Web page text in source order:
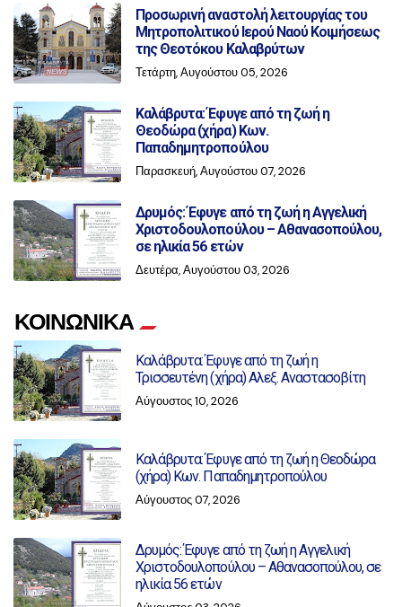
Προσωρινή αναστολή λειτουργίας του
Μητροπολιτικού Ιερού Ναού Κοιμήσεως
της Θεοτόκου Καλαβρύτων
Τετάρτη, Αυγούστου 05, 2026
Καλάβρυτα: Έφυγε από τη ζωή η
Θεοδώρα (χήρα) Κων.
Παπαδημητροπούλου
Παρασκευή, Αυγούστου 07, 2026
Δρυμός: Έφυγε από τη ζωή η Αγγελική
Χριστοδουλοπούλου – Αθανασοπούλου,
σε ηλικία 56 ετών
Δευτέρα, Αυγούστου 03, 2026
ΚΟΙΝΩΝΙΚΑ
Καλάβρυτα: Έφυγε από τη ζωή η
Τρισσευτένη (χήρα) Αλεξ. Αναστασοβίτη
Αύγουστος 10, 2026
Καλάβρυτα: Έφυγε από τη ζωή η Θεοδώρα
(χήρα) Κων. Παπαδημητροπούλου
Αύγουστος 07, 2026
Δρυμός: Έφυγε από τη ζωή η Αγγελική
Χριστοδουλοπούλου – Αθανασοπούλου, σε
ηλικία 56 ετών